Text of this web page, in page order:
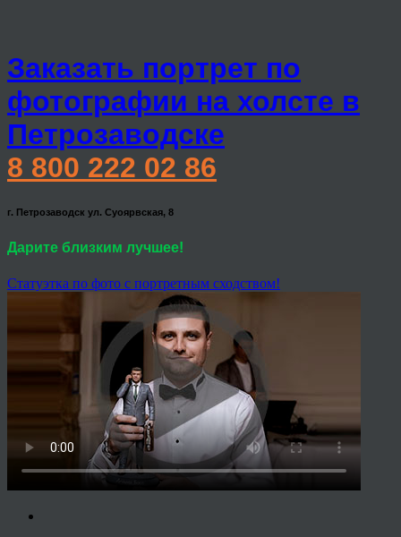
Заказать портрет по
фотографии на холсте в
Петрозаводске
8 800 222 02 86
г. Петрозаводск ул. Суоярвская, 8
Дарите близким лучшее!
Статуэтка по фото с портретным сходством!